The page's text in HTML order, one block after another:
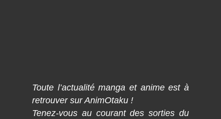
Toute l’actualité manga et anime est à
retrouver sur AnimOtaku !
Tenez-vous au courant des sorties du